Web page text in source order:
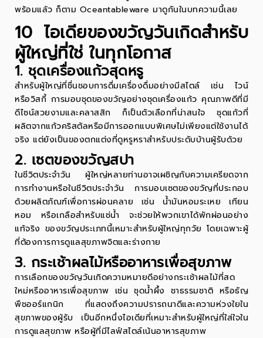
พร้อมแล้ว ก็ตาม Oceantableware มาดูกันในบทความนี้เลย
10 ไอเดียของขวัญวันเกิดสำหรับ
ผู้ใหญ่ที่ใช่ ในทุกโอกาส
1. ชุดเครื่องแก้วสุดหรู
สำหรับผู้ใหญ่ที่ชื่นชอบการดื่มเครื่องดื่มอย่างมีสไตล์ เช่น ไวน์
หรือวิสกี้ การมอบชุดของขวัญอย่างชุดเครื่องแก้ว คุณภาพดีที่มี
ดีไซน์สวยงามและคลาสสิก ก็เป็นตัวเลือกที่น่าสนใจ ชุดแก้วที่
ผลิตจากแก้วคริสตัลหรือมีการออกแบบพิเศษไม่เพียงแต่ใช้งานได้
จริง แต่ยังเป็นของตกแต่งที่ดูหรูหราสำหรับประดับบ้านผู้รับด้วย
2. เซตของขวัญสปา
ในชีวิตประจำวัน ผู้ใหญ่หลายท่านอาจเผชิญกับความเครียดจาก
การทำงานหรือในชีวิตประจำวัน การมอบเซตของขวัญที่ประกอบ
ด้วยผลิตภัณฑ์เพื่อการผ่อนคลาย เช่น น้ำมันหอมระเหย เทียน
หอม หรือเกลือสำหรับแช่น้ำ จะช่วยให้พวกเขาได้พักผ่อนอย่าง
แท้จริง ของขวัญประเภทนี้เหมาะสำหรับผู้ใหญ่ทุกวัย โดยเฉพาะผู้
ที่ต้องการการดูแลสุขภาพจิตและร่างกาย
3. กระเช้าผลไม้หรืออาหารเพื่อสุขภาพ
การเลือกของขวัญวันเกิดความหมายดีอย่างกระเช้าผลไม้ที่สด
ใหม่หรืออาหารเพื่อสุขภาพ เช่น ชุดน้ำผึ้ง ชาธรรมชาติ หรือธัญ
พืชออร์แกนิก ที่แสดงถึงความปรารถนาดีและความห่วงใยใน
สุขภาพของผู้รับ เป็นอีกหนึ่งไอเดียที่เหมาะสำหรับผู้ใหญ่ที่ใส่ใจใน
การดูแลสุขภาพ หรือผู้ที่มีไลฟ์สไตล์เน้นอาหารสุขภาพ